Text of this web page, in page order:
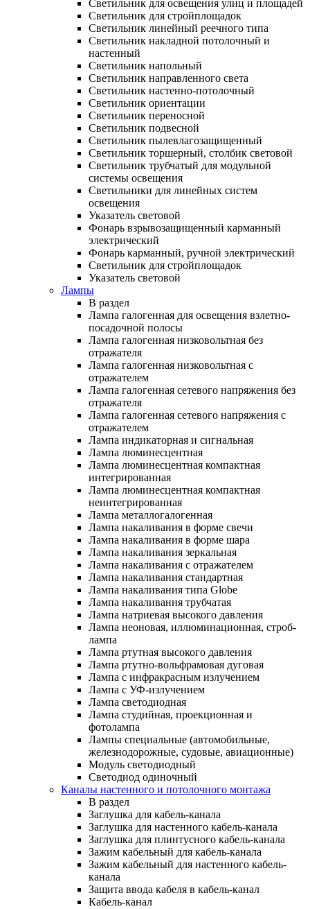
Светильник для освещения улиц и площадей
Светильник для стройплощадок
Светильник линейный реечного типа
Светильник накладной потолочный и
настенный
Светильник напольный
Светильник направленного света
Светильник настенно-потолочный
Светильник ориентации
Светильник переносной
Светильник подвесной
Светильник пылевлагозащищенный
Светильник торшерный, столбик световой
Светильник трубчатый для модульной
системы освещения
Светильники для линейных систем
освещения
Указатель световой
Фонарь взрывозащищенный карманный
электрический
Фонарь карманный, ручной электрический
Светильник для стройплощадок
Указатель световой
Лампы
В раздел
Лампа галогенная для освещения взлетно-
посадочной полосы
Лампа галогенная низковольтная без
отражателя
Лампа галогенная низковольтная с
отражателем
Лампа галогенная сетевого напряжения без
отражателя
Лампа галогенная сетевого напряжения с
отражателем
Лампа индикаторная и сигнальная
Лампа люминесцентная
Лампа люминесцентная компактная
интегрированная
Лампа люминесцентная компактная
неинтегрированная
Лампа металлогалогенная
Лампа накаливания в форме свечи
Лампа накаливания в форме шара
Лампа накаливания зеркальная
Лампа накаливания с отражателем
Лампа накаливания стандартная
Лампа накаливания типа Globe
Лампа накаливания трубчатая
Лампа натриевая высокого давления
Лампа неоновая, иллюминационная, строб-
лампа
Лампа ртутная высокого давления
Лампа ртутно-вольфрамовая дуговая
Лампа с инфракрасным излучением
Лампа с УФ-излучением
Лампа светодиодная
Лампа студийная, проекционная и
фотолампа
Лампы специальные (автомобильные,
железнодорожные, судовые, авиационные)
Модуль светодиодный
Светодиод одиночный
Каналы настенного и потолочного монтажа
В раздел
Заглушка для кабель-канала
Заглушка для настенного кабель-канала
Заглушка для плинтусного кабель-канала
Зажим кабельный для кабель-канала
Зажим кабельный для настенного кабель-
канала
Защита ввода кабеля в кабель-канал
Кабель-канал